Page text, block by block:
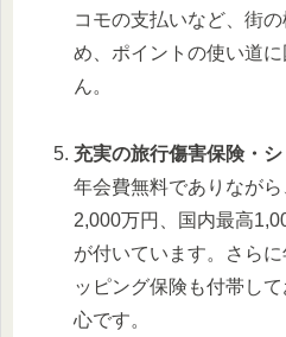
コモの支払いなど、街
め、ポイントの使い道
ん。
充実の旅行傷害保険・
年会費無料でありなが
2,000万円、国内最高
が付いています。さら
ッピング保険も付帯し
心です。